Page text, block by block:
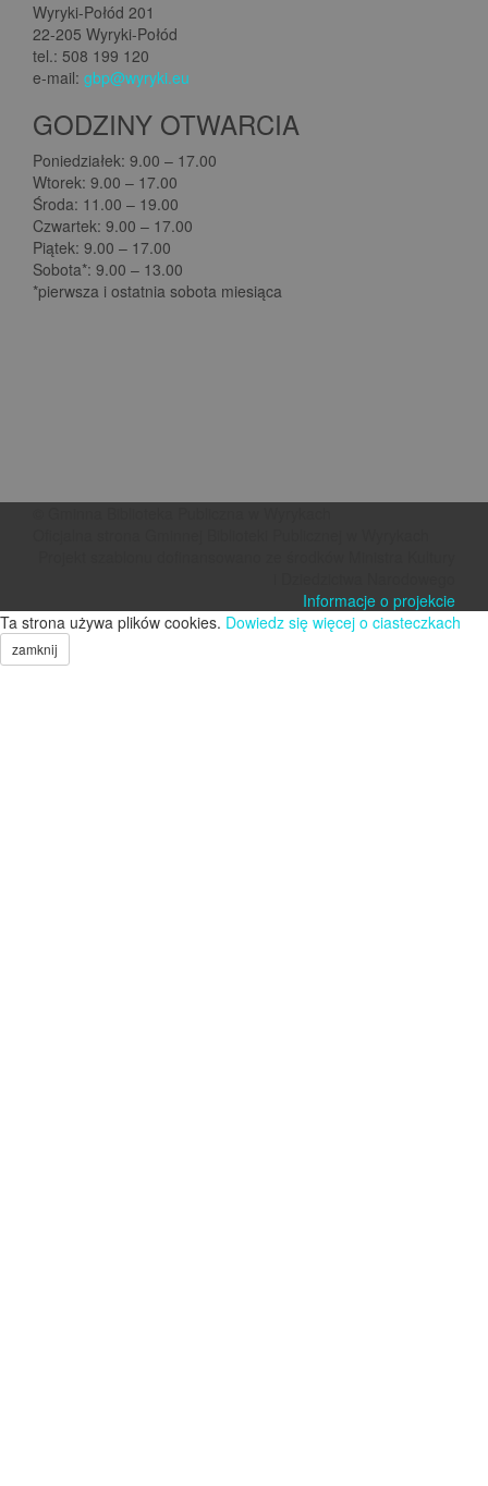
Wyryki-Połód 201
22-205 Wyryki-Połód
tel.: 508 199 120
e-mail: gbp@wyryki.eu
GODZINY OTWARCIA
Poniedziałek: 9.00 – 17.00
Wtorek: 9.00 – 17.00
Środa: 11.00 – 19.00
Czwartek: 9.00 – 17.00
Piątek: 9.00 – 17.00
Sobota*: 9.00 – 13.00
*pierwsza i ostatnia sobota miesiąca
Informacje o projekcie
Ta strona używa plików cookies. Dowiedz się więcej o ciasteczkach
zamknij